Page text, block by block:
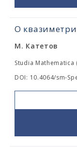
О
М. Катетов
Studia Mathematica
DOI: 10.4064/sm-